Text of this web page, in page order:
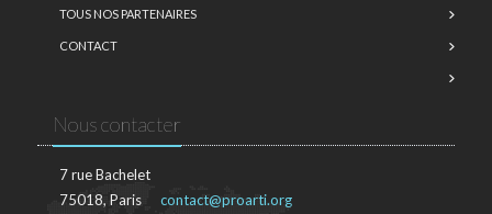
TOUS NOS PARTENAIRES
CONTACT
Nous contacter
7 rue Bachelet
75018, Paris
contact@proarti.org